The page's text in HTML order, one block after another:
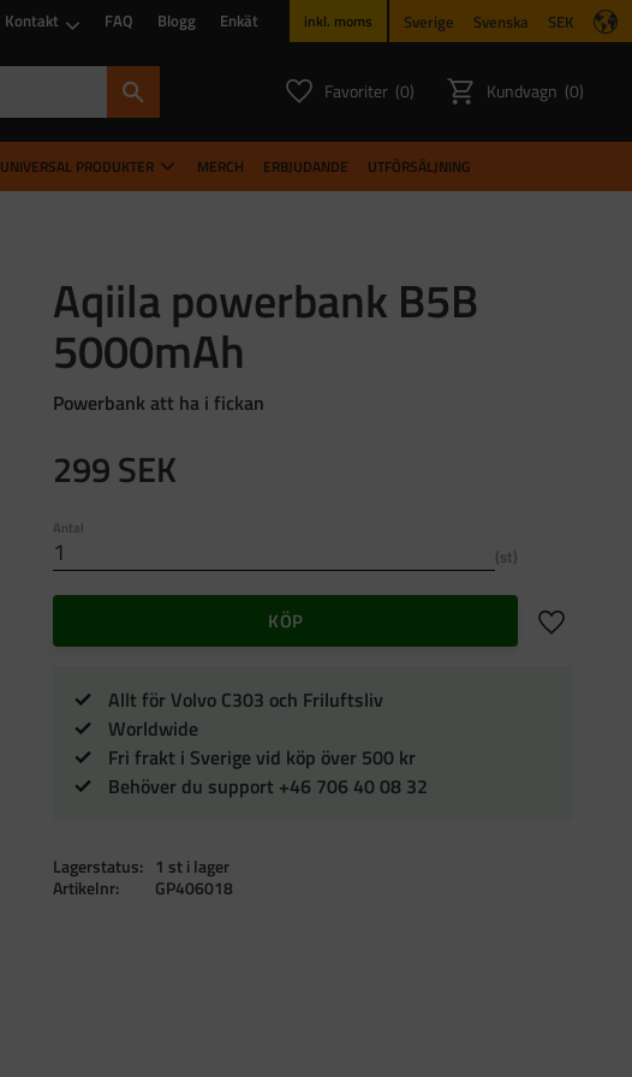
Kontakt FAQ Blogg Enkät inkl. moms Sverige Svenska SEK
FavoriterANTAL FAVORITER:
0 Kundvagn ANTAL
0
UNIVERSAL PRODUKTER MERCH ERBJUDANDE UTFÖRSÄLJNING
Aqiila powerbank B5B
5000mAh
Powerbank att ha i fickan
299SEK
Antal
st
KÖP Lägg till i
Allt för Volvo C303 och Friluftsliv
Worldwide
Fri frakt i Sverige vid köp över 500 kr
Behöver du support +46 706 40 08 32
Lagerstatus
1 st i lager
Artikelnr
GP406018